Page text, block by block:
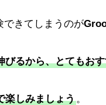
できてしまうのが
るから、とてもお
楽しみましょう。